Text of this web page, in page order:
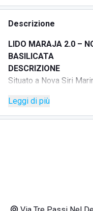
Descrizione
LIDO MARAJA 2.0 –
BASILICATA
DESCRIZIONE
Situato a Nova Siri
Immerso in un contesto
incontaminate, la
Leggi di più